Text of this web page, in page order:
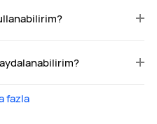
fazla